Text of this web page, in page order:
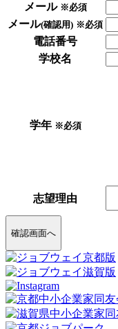
メール ※必須
メール(確認用) ※必須
電話番号
学校名
学年 ※必須
志望理由
確認画面へ